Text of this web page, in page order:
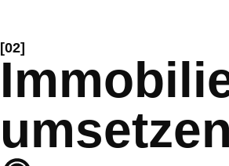
[02]
umsetzen